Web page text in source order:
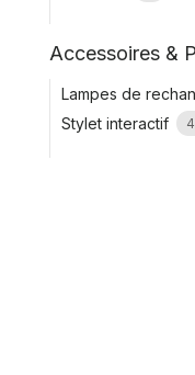
Accessoires &
Lampes de
Stylet interactif 4